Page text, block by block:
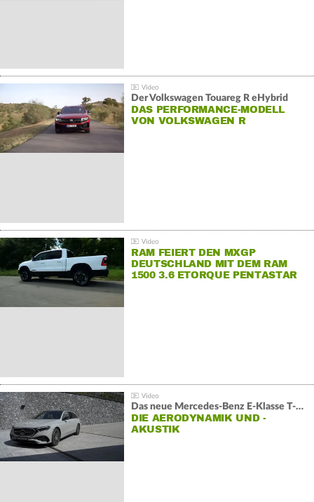
Der Volkswagen Touareg R eHybrid
DAS PERFORMANCE-MODELL
VON VOLKSWAGEN R
RAM FEIERT DEN MXGP
DEUTSCHLAND MIT DEM RAM
1500 3.6 ETORQUE PENTASTAR
Das neue Mercedes-Benz E-Klasse T-Modell
DIE AERODYNAMIK UND -
AKUSTIK